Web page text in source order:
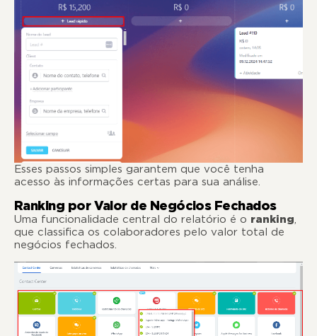
Esses passos simples garantem que você tenha
acesso às informações certas para sua análise.
Ranking por Valor de Negócios Fechados
Uma funcionalidade central do relatório é o ranking,
que classifica os colaboradores pelo valor total de
negócios fechados.